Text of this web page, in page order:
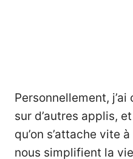
Personnellement,
sur d’autres applis,
qu’on s’attache vite
nous simplifient la